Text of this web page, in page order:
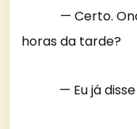
— Certo. Onde
horas da tarde?
— Eu já disse